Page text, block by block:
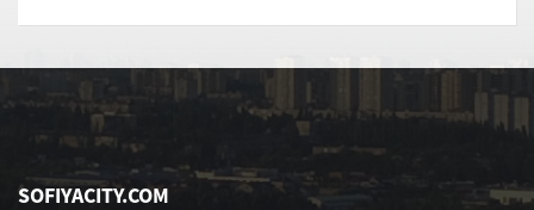
SOFIYACITY.COM